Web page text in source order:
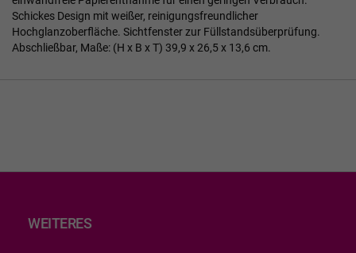
Schickes Design mit weißer, reinigungsfreundlicher
Hochglanzoberfläche. Sichtfenster zur Füllstandsüberprüfung.
Abschließbar, Maße: (H x B x T) 39,9 x 26,5 x 13,6 cm.
WEITERES